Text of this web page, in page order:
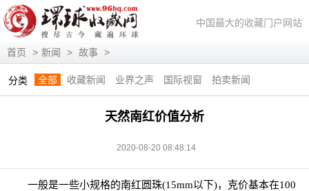
中国最大的收藏门户网站
首页 > 新闻 > 故事 >
分类 全部 收藏新闻 业界之声 国际视窗
拍卖新闻
展会信息
艺术投资 人物访谈 评论观察
视频访谈
艺术评论 快讯 滚动 动态
天然南红价值分析
2020-08-20 08:48:14
一般是一些小规格的南红圆珠(15mm以下)，克价基本在100